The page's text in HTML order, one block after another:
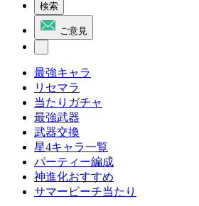
検索
ご意見
最強キャラ
リセマラ
当たりガチャ
最強武器
武器交換
星4キャラ一覧
パーティー編成
神進化おすすめ
サマービーチ当たり